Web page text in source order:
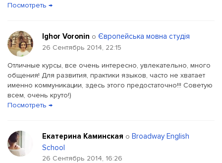
Посмотреть →
Ighor Voronin о Європейська мовна студія
26 Сентябрь 2014, 22:15
Отличные курсы, все очень интересно, увлекательно, много
общения! Для развития, практики языков, часто не хватает
именно коммуникации, здесь этого предостаточно!!! Советую
всем, очень круто!)
Посмотреть →
Екатерина Каминская о Broadway English
School
26 Сентябрь 2014, 16:26